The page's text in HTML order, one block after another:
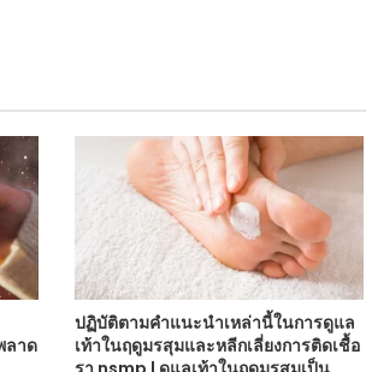
ลาด
ปฏิบัติตามคำแนะนำเหล่านี้ในการดูแล
เท้าในฤดูมรสุมและหลีกเลี่ยงการติดเชื้อ